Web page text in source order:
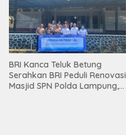
BRI Kanca Teluk Betung
Serahkan BRI Peduli Renovasi
Masjid SPN Polda Lampung,